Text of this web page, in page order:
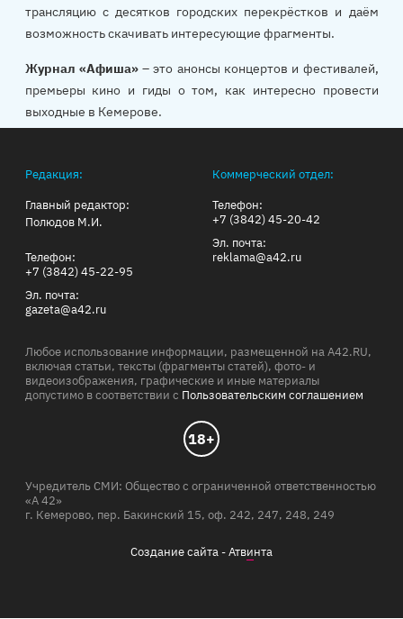
трансляцию с десятков городских перекрёстков и даём
возможность скачивать интересующие фрагменты.
Журнал «Афиша»– это анонсы концертов и фестивалей,
премьеры кино и гиды о том, как интересно провести
выходные в Кемерове.
Редакция:
Главный редактор:
Полюдов М.И.
Телефон:
+7 (3842) 45-22-95
Эл. почта:
gazeta@a42.ru
Коммерческий отдел:
Телефон:
+7 (3842) 45-20-42
Эл. почта:
reklama@a42.ru
Любое использование информации, размещенной на A42.RU,
включая статьи, тексты (фрагменты статей), фото- и
видеоизображения, графические и иные материалы
допустимо в соответствии с Пользовательским соглашением
18+
Учредитель СМИ: Общество с ограниченной ответственностью
«А 42»
г. Кемерово, пер. Бакинский 15, оф. 242, 247, 248, 249
Создание сайта -Атвинта